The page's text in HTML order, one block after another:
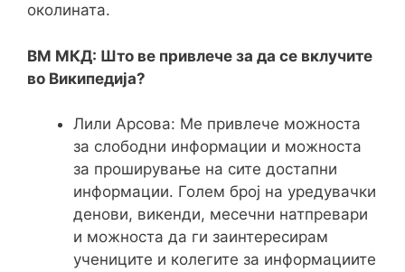
околината.
ВМ МКД: Што ве привлече за да се вклучите
во Википедија?
Лили Арсова: Ме привлече можноста
за слободни информации и можноста
за проширување на сите достапни
информации. Голем број на уредувачки
денови, викенди, месечни натпревари
и можноста да ги заинтересирам
учениците и колегите за информациите